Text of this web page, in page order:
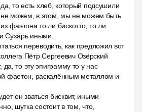
то есть хлеб, который подсушили
не можем, в этом, мы не можем быть
фаэтона то ли бискотто, то ли
Сухарь иными.
переводить, как предложил вот
Пётр Сергеевич Озёрский
да, то эту эпиграмму то у нас
фаетон, раскалённым металлом и
он зваться бисквит, иными
шутка состоит в том, что,